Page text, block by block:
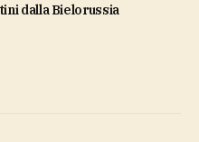
dalla Bielorussia